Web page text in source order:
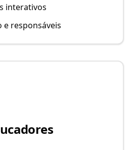
interativos
e responsáveis